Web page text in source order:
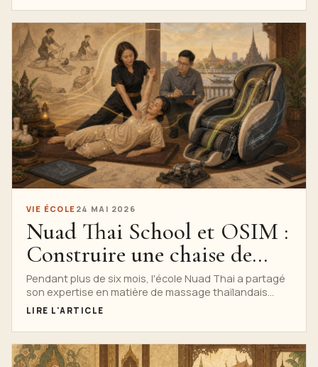
VIE ÉCOLE 24 MAI 2026
Nuad Thai School et OSIM :
Construire une chaise de
massage thaïlandaise réaliste
Pendant plus de six mois, l'école Nuad Thai a partagé
son expertise en matière de massage thaïlandais
avec les ingénieurs d'OSIM, testant, affinant et
traduisant les étirements assistés, la pression et le
rythme thérapeutique en une expérience de fauteuil
de massage conçue pour se sentir plus humaine,
précise et authentique.
LIRE L'ARTICLE